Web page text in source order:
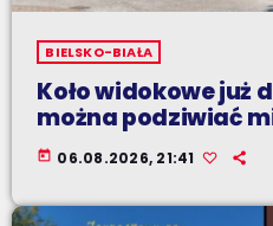
BIELSKO-BIAŁA
Koło widokowe już
można podziwiać
today 06.08.2026, 21:41